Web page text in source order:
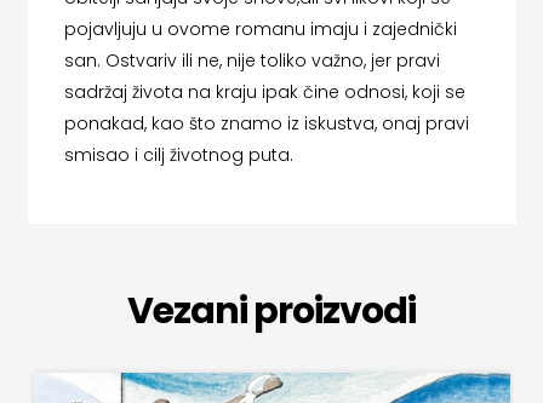
COM
sveučilišna
ZRINSKI
NAKLADA BEGEN
NAKLADA BENEDIKTA
NAKLADA MATE
Naklada Rocky
pojavljuju u ovome romanu imaju i zajednički
san. Ostvariv ili ne, nije toliko važno, jer pravi
sadržaj života na kraju ipak čine odnosi, koji se
ponakad, kao što znamo iz iskustva, onaj pravi
smisao i cilj životnog puta.
Vezani proizvodi